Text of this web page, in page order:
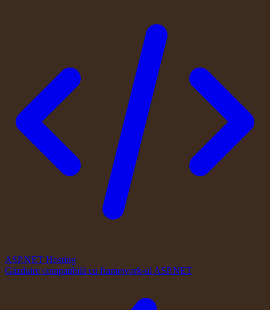
ASP.NET Hosting
Găzduire compatibilă cu framework-ul ASP.NET